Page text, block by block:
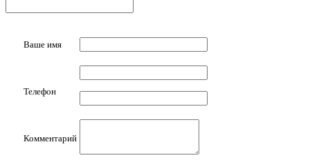
Ваше имя
Телефон
Комментарий